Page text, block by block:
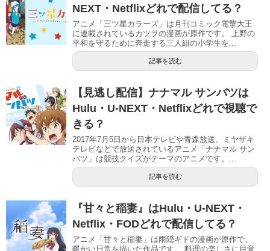
NEXT・Netflixどれで配信してる？
アニメ「三ツ星カラーズ」は月刊コミック電撃大王
に連載されているカツヲの漫画が原作です。 上野の
平和を守るために奔走する三人組の小学生を...
記事を読む
【見逃し配信】ナナマル サンバツは
Hulu・U-NEXT・Netflixどれで視聴で
きる？
2017年7月5日から日本テレビや青森放送、ミヤザキ
テレビなどで放送されているアニメ「ナナマル サン
バツ」は競技クイズがテーマのアニメです。...
記事を読む
『甘々と稲妻』はHulu・U-NEXT・
Netflix・FODどれで配信してる？
アニメ「甘々と稲妻」は雨隠ギドの漫画が原作で、
暖かい日常を描いた作品です。 料理の楽しさに目覚